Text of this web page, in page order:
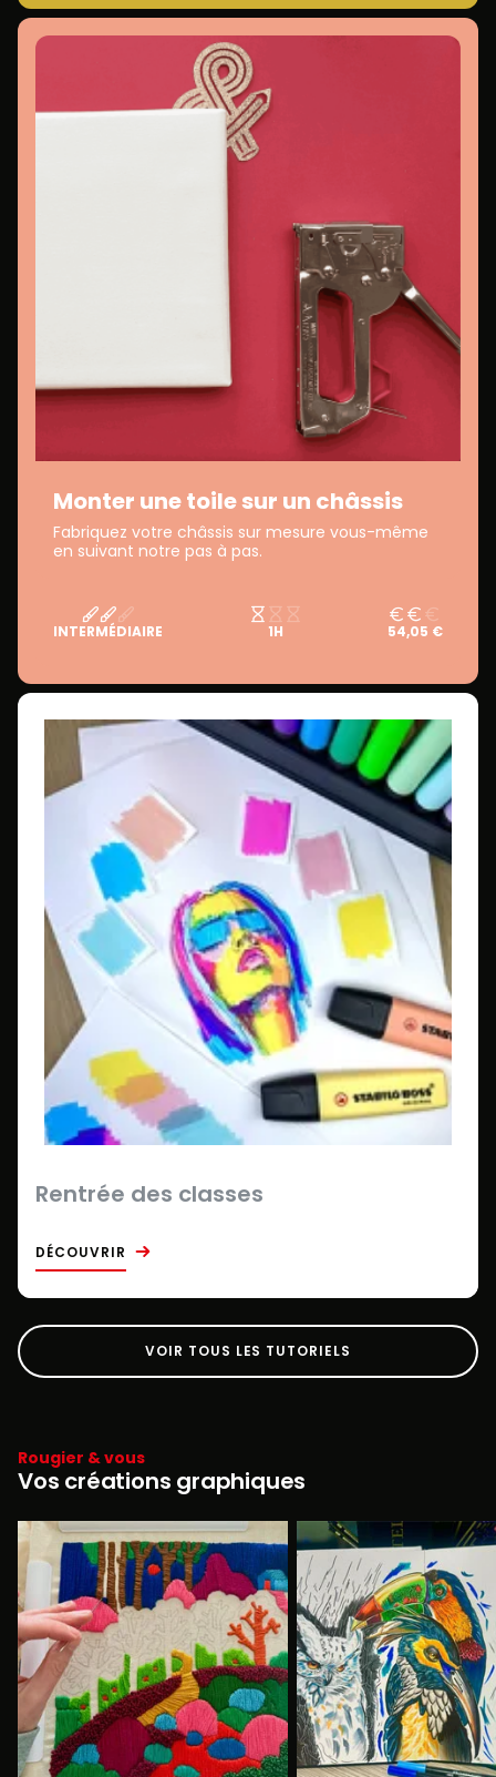
Monter une toile sur un châssis
Fabriquez votre châssis sur mesure vous-même
en suivant notre pas à pas.
INTERMÉDIAIRE 1H 54,05 €
Rentrée des classes
DÉCOUVRIR
VOIR TOUS LES TUTORIELS
Rougier & vous
Vos créations graphiques